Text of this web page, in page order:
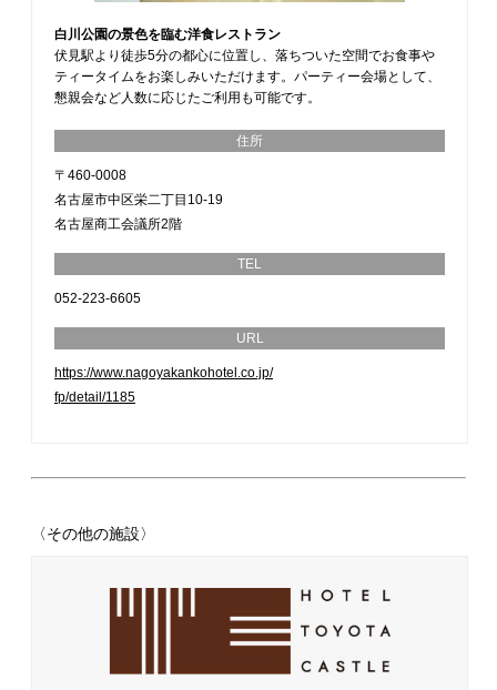
白川公園の景色を臨む洋食レストラン
伏見駅より徒歩5分の都心に位置し、落ちついた空間でお食事や
ティータイムをお楽しみいただけます。パーティー会場として、
懇親会など人数に応じたご利用も可能です。
住所
〒460-0008
名古屋市中区栄二丁目10-19
名古屋商工会議所2階
TEL
052-223-6605
URL
https://www.nagoyakankohotel.co.jp/
fp/detail/1185
〈その他の施設〉